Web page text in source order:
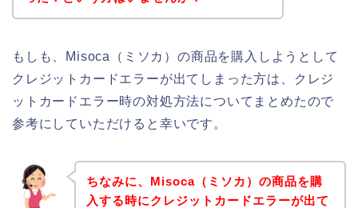
もしも、Misoca（ミソカ）の商品を購入しようとして
クレジットカードエラーが出てしまった方は、クレジ
ットカードエラー時の対処方法についてまとめたので
参考にしていただけると幸いです。
ちなみに、Misoca（ミソカ）の商品を購
入する時にクレジットカードエラーが出て